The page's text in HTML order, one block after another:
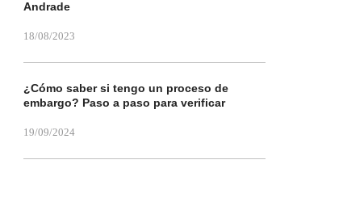
Andrade
18/08/2023
¿Cómo saber si tengo un proceso de
embargo? Paso a paso para verificar
19/09/2024